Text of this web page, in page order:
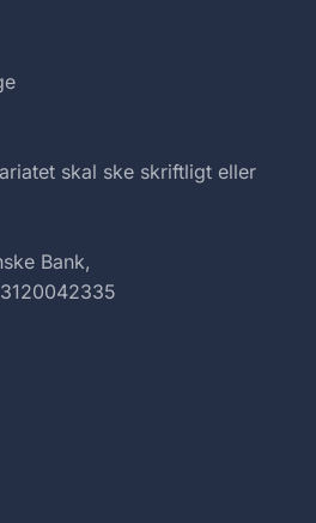
skal ske skriftligt eller
Bank,